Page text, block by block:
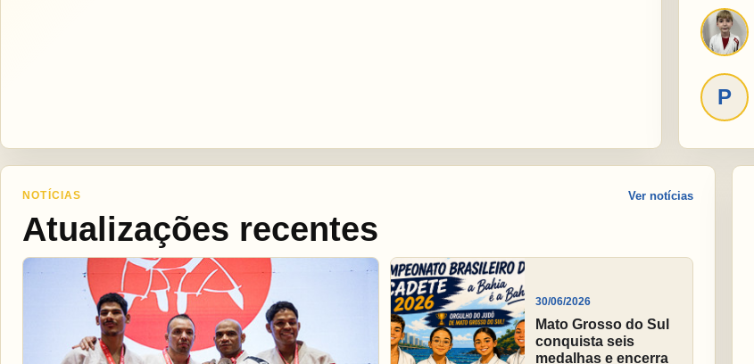
V
P
NOTÍCIAS
Atualizações recentes
Ver notícias
30/06/2026
Mato Grosso do Sul
conquista seis
medalhas e encerra